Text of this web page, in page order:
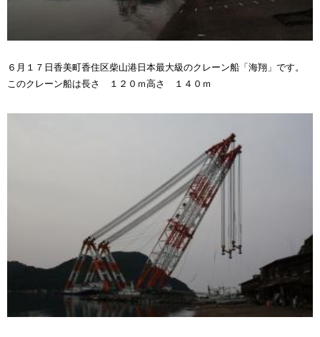
６月１７日香美町香住区柴山港日本最大級のクレーン船「海翔」です。
このクレーン船は長さ １２０ｍ高さ １４０ｍ